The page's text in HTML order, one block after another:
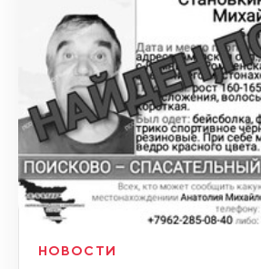
НОВОСТИ